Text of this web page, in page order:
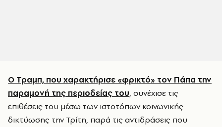
Ο Τραμπ, που χαρακτήρισε «φρικτό» τον Πάπα την
παραμονή της περιοδείας του, συνέχισε τις
επιθέσεις του μέσω των ιστοτόπων κοινωνικής
δικτύωσης την Τρίτη, παρά τις αντιδράσεις που